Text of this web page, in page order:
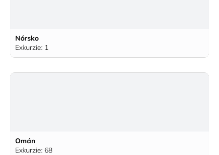
Nórsko
Exkurzie: 1
Omán
Exkurzie: 68